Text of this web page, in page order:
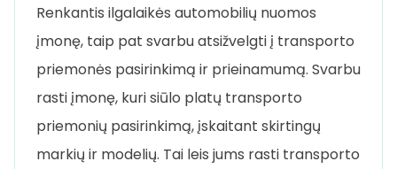
Renkantis ilgalaikės automobilių nuomos
įmonę, taip pat svarbu atsižvelgti į transporto
priemonės pasirinkimą ir prieinamumą. Svarbu
rasti įmonę, kuri siūlo platų transporto
priemonių pasirinkimą, įskaitant skirtingų
markių ir modelių. Tai leis jums rasti transporto